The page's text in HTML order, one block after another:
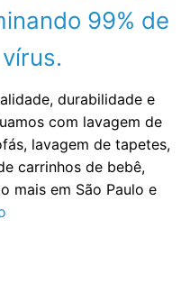
99% de
durabilidade e
com lavagem de
lavagem de tapetes,
carrinhos de bebê,
mais em São Paulo e